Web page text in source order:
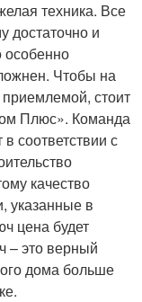
техника. Все
достаточно и
особенно
Чтобы на
стоит
Плюс». Команда
соответствии с
качество
указанные в
цена будет
– это верный
дома больше